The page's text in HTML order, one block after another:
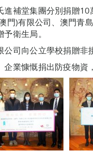
進補堂集團分別捐贈
門)有限公司、澳門青
衛生局。
司向公立學校捐贈非
業慷慨捐出防疫物資